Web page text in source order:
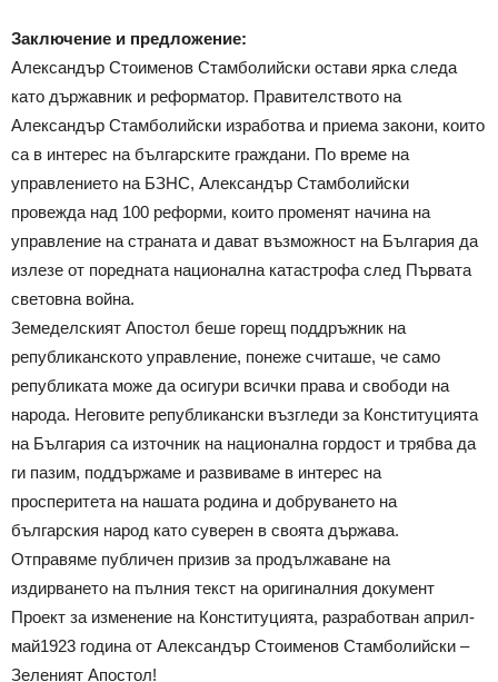
Заключение и предложение:
Александър Стоименов Стамболийски остави ярка следа
като държавник и реформатор. Правителството на
Александър Стамболийски изработва и приема закони, които
са в интерес на българските граждани. По време на
управлението на БЗНС, Александър Стамболийски
провежда над 100 реформи, които променят начина на
управление на страната и дават възможност на България да
излезе от поредната национална катастрофа след Първата
световна война.
Земеделският Апостол беше горещ поддръжник на
републиканското управление, понеже считаше, че само
републиката може да осигури всички права и свободи на
народа. Неговите републикански възгледи за Конституцията
на България са източник на национална гордост и трябва да
ги пазим, поддържаме и развиваме в интерес на
просперитета на нашата родина и добруването на
българския народ като суверен в своята държава.
Отправяме публичен призив за продължаване на
издирването на пълния текст на оригиналния документ
Проект за изменение на Конституцията, разработван април-
май1923 година от Александър Стоименов Стамболийски –
Зеленият Апостол!